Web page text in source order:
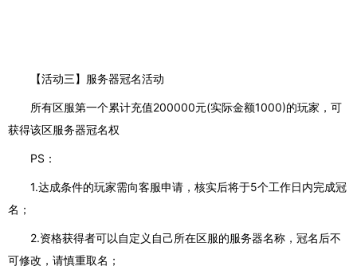
【活动三】服务器冠名活动
所有区服第一个累计充值200000元(实际金额1000)的玩家，可
获得该区服务器冠名权
PS：
1.达成条件的玩家需向客服申请，核实后将于5个工作日内完成冠
名；
2.资格获得者可以自定义自己所在区服的服务器名称，冠名后不
可修改，请慎重取名；